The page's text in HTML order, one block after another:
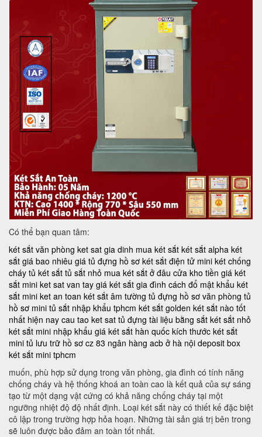
Có thể bạn quan tâm:
két sắt văn phòng ket sat gia dinh mua két sắt két sắt alpha két
sắt giá bao nhiêu giá tủ đựng hồ sơ két sắt điện tử mini két chống
cháy tủ két sắt tủ sắt nhỏ mua két sắt ở đâu cửa kho tiền giá két
sắt mini ket sat van tay giá két sắt gia đình cách đổ mật khẩu két
sắt mini ket an toan két sắt âm tường tủ đựng hồ sơ văn phòng tủ
hồ sơ mini tủ sắt nhập khẩu tphcm két sắt golden két sắt nào tốt
nhất hiện nay cau tao ket sat tủ đựng tài liệu bằng sắt két sắt nhỏ
két sắt mini nhập khẩu giá két sắt hàn quốc kích thước két sắt
mini tủ lưu trữ hồ sơ cz 83 ngân hàng acb ở hà nội deposit box
két sắt mini tphcm
muốn, phù hợp sử dụng trong văn phòng, gia đình có tính năng
chống cháy và hệ thống khoá an toàn cao là kết quả của sự sáng
tạo từ một dạng vật cứng có khả năng chống cháy tại một
ngưỡng nhiệt độ độ nhất định. Loại két sắt này có thiết kế đặc biệt
cô lập trong trường hợp hỏa hoạn. Những tài sản giá trị bên trong
sẽ luôn được bảo đảm an toàn tốt nhất.